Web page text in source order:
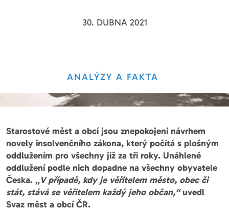
30. DUBNA 2021
ANALÝZY A FAKTA
Starostové měst a obcí jsou znepokojeni návrhem
novely insolvenčního zákona, který počítá s plošným
oddlužením pro všechny již za tři roky. Unáhlené
oddlužení podle nich dopadne na všechny obyvatele
Česka. „V případě, kdy je věřitelem město, obec či
stát, stává se věřitelem každý jeho občan,“uvedl
Svaz měst a obcí ČR.